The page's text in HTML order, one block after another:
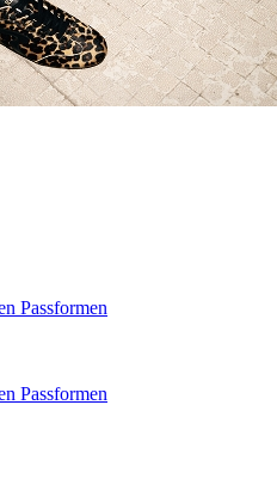
Passformen
Passformen